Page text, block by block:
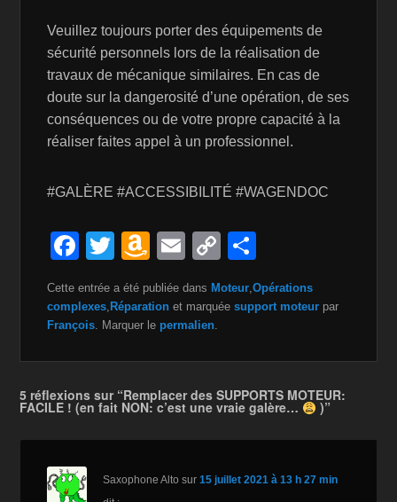
Veuillez toujours porter des équipements de
sécurité personnels lors de la réalisation de
travaux de mécanique similaires. En cas de
doute sur la dangerosité d’une opération, de ses
conséquences ou de votre propre capacité à la
réaliser faites appel à un professionnel.
#GALÈRE #ACCESSIBILITÉ #WAGENDOC
F
c
e
b
o
o
k
T
wi
tt
er
A
m
a
z
o
n
W
is
h
E
m
ail
C
p
Li
n
k
ar
ta
er
Cette entrée a été publiée dans Moteur,Opérations
complexes, Réparation et marquéesupport moteur par
François. Marquer le permalien.
5 réflexions sur “Remplacer des SUPPORTS MOTEUR:
FACILE ! (en fait NON: c’est une vraie galère… )”
Saxophone Alto sur15 juillet 2021 à 13 h 27 min